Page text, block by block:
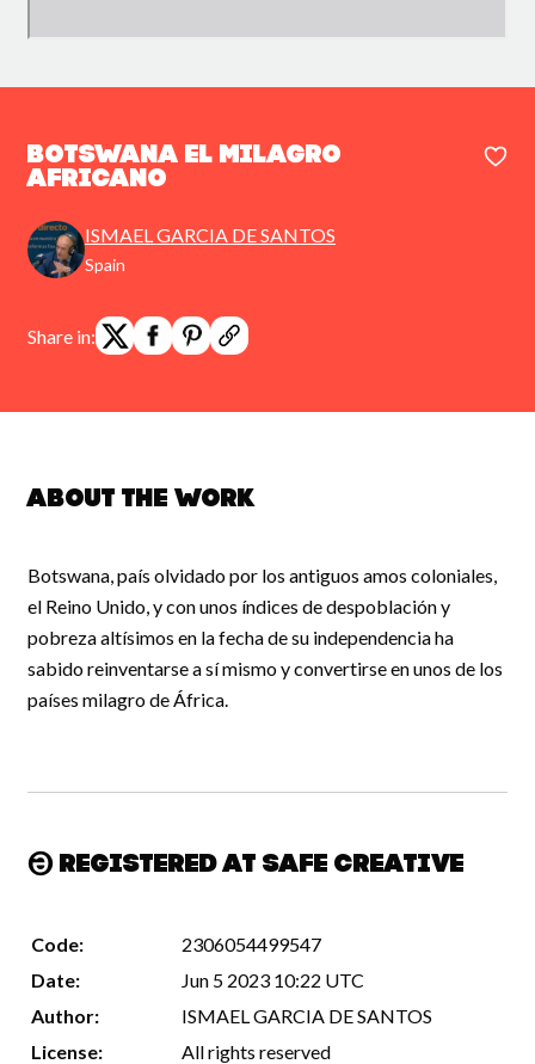
Botswana el milagro
africano
ISMAEL GARCIA DE SANTOS
Spain
Share in:
About the work
Botswana, país olvidado por los antiguos amos coloniales,
el Reino Unido, y con unos índices de despoblación y
pobreza altísimos en la fecha de su independencia ha
sabido reinventarse a sí mismo y convertirse en unos de los
países milagro de África.
Registered at Safe Creative
Code:
2306054499547
Date:
Jun 5 2023 10:22 UTC
Author:
ISMAEL GARCIA DE SANTOS
License:
All rights reserved